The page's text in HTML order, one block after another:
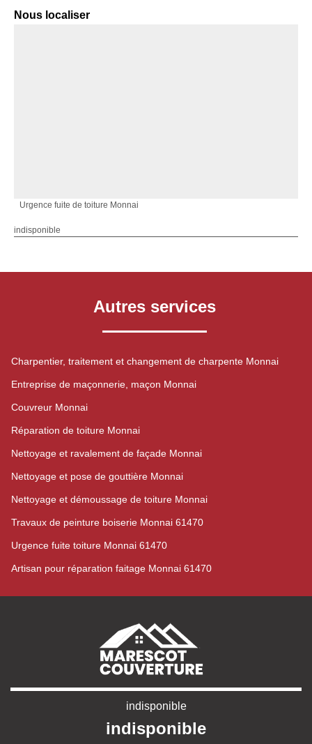
Nous localiser
Urgence fuite de toiture Monnai
indisponible
Autres services
Charpentier, traitement et changement de charpente Monnai
Entreprise de maçonnerie, maçon Monnai
Couvreur Monnai
Réparation de toiture Monnai
Nettoyage et ravalement de façade Monnai
Nettoyage et pose de gouttière Monnai
Nettoyage et démoussage de toiture Monnai
Travaux de peinture boiserie Monnai 61470
Urgence fuite toiture Monnai 61470
Artisan pour réparation faitage Monnai 61470
indisponible
indisponible